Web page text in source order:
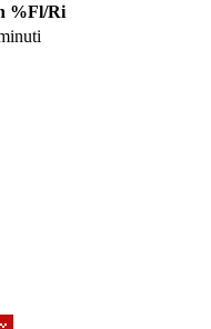
%Fl/Ri